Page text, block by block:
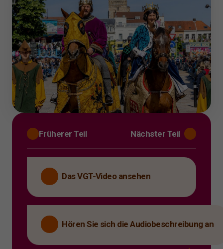
Früherer Teil Nächster Teil
Das VGT-Video ansehen
Hören Sie sich die Audiobeschreibung an